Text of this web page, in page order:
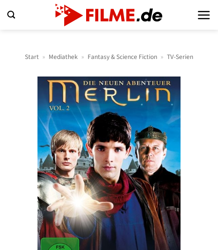
Inhalt
Start » Mediathek » Fantasy & Science Fiction » TV-Serien